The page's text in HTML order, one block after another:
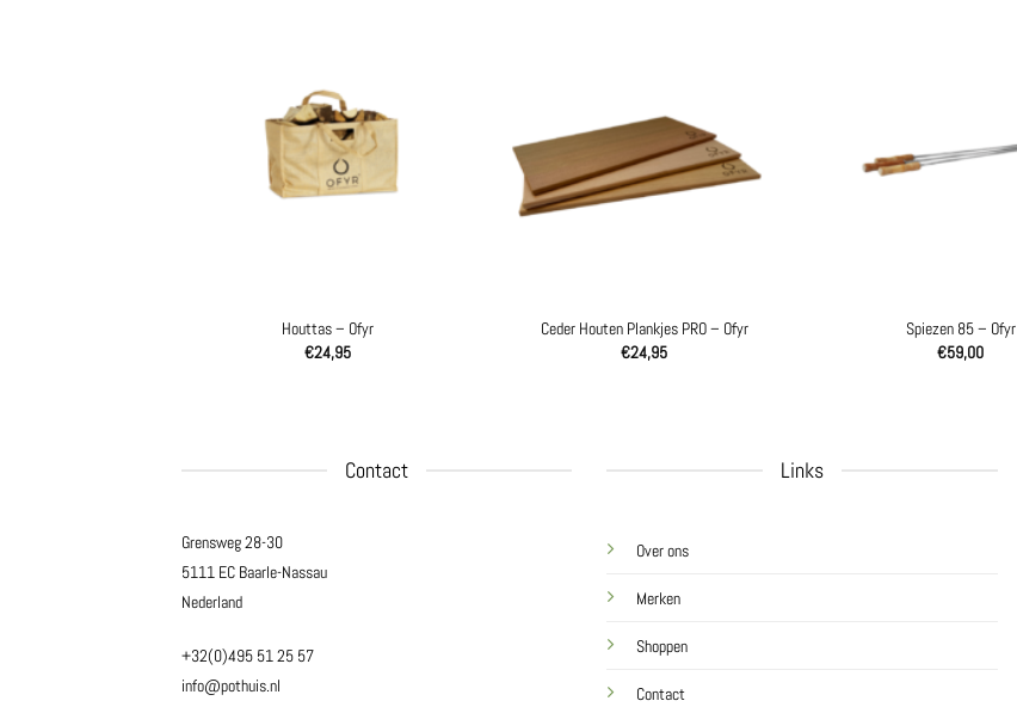
Houttas – Ofyr
€24,95
Ceder Houten Plankjes PRO – Ofyr
€24,95
Spiezen 85 – Ofyr
€59,00
Contact
Grensweg 28-30
5111 EC Baarle-Nassau
Nederland
+32(0)495 51 25 57
info@pothuis.nl
Links
Over ons
Merken
Shoppen
Contact